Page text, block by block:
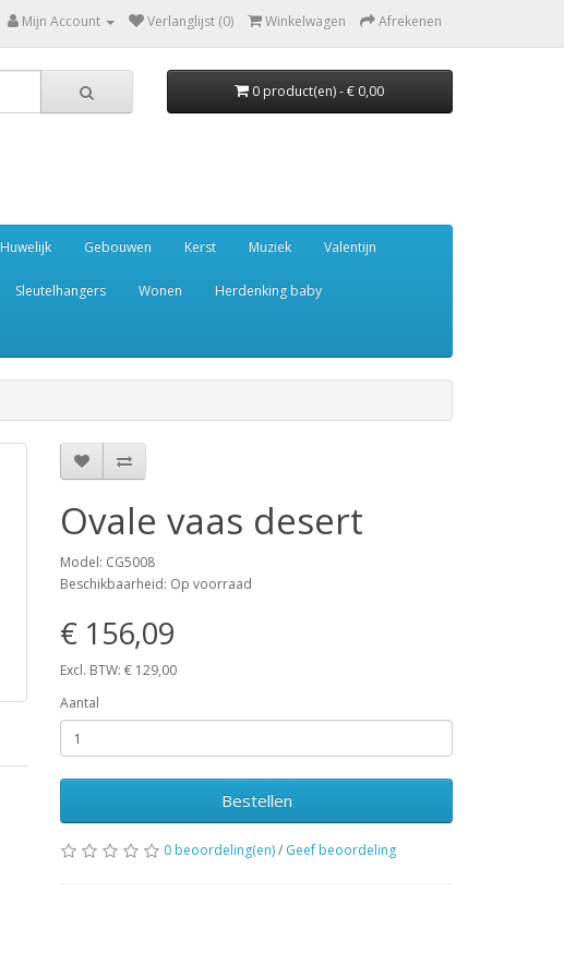
Mijn Account Verlanglijst (0) Winkelwagen Afrekenen
0 product(en) - € 0,00
Huwelijk Gebouwen Kerst Muziek Valentijn
Sleutelhangers Wonen Herdenking baby
Ovale vaas desert
Model: CG5008
Beschikbaarheid: Op voorraad
€ 156,09
Excl. BTW: € 129,00
Aantal
Bestellen
0 beoordeling(en)/ Geef beoordeling